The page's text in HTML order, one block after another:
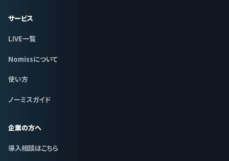
サービス
LIVE一覧
Nomissについて
使い方
ノーミスガイド
企業の方へ
導入相談はこちら